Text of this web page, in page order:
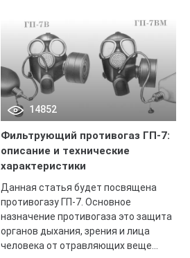
14852
Фильтрующий противогаз ГП-7:
описание и технические
характеристики
Данная статья будет посвящена
противогазу ГП-7. Основное
назначение противогаза это защита
органов дыхания, зрения и лица
человека от отравляющих веще...